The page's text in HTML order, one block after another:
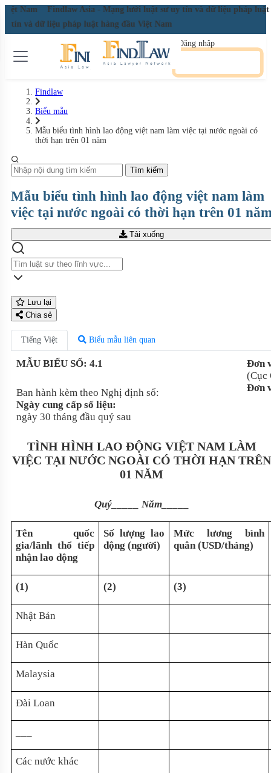
Nam
Findlaw Asia - Mạng lưới luật sư uy tín và dữ liệu pháp
tín và dữ liệu pháp luật hàng đầu Việt Nam
Đăng nhập
Findlaw
Biểu mẫu
Mẫu biểu tình hình lao động việt nam làm việc tại nước ngoài có
thời hạn trên 01 năm
Tìm kiếm
Mẫu biểu tình hình lao động việt nam làm
việc tại nước ngoài có thời hạn trên 01
Tải xuống
Lưu lại
Chia sẻ
Tiếng Việt Biểu mẫu liên quan
MẪU BIỂU SỐ: 4.1
Ban hành kèm theo Nghị định số:
Ngày cung cấp số liệu:
ngày 30 tháng đầu quý sau
Đơn
(Cục
Đơn
TÌNH HÌNH LAO ĐỘNG VIỆT NAM LÀM
VIỆC TẠI NƯỚC NGOÀI CÓ THỜI HẠN TRÊN
01 NĂM
Quý_____ Năm_____
Tên quốc
gia/lãnh thổ tiếp
nhận lao động
Số lượng lao
động (người)
Mức lương bình
quân (USD/tháng)
(1) (2) (3)
Nhật Bản
Hàn Quốc
Malaysia
Đài Loan
Các nước khác